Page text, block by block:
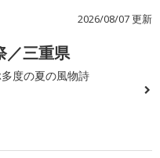
2026/08/07 更新
／三重県
度の夏の風物詩